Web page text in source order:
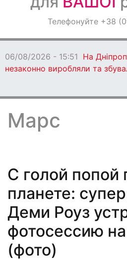
ОголошенняТелефонуйте +38
06/08/2026 - 15:51 На
незаконно виробляли та
Марс
С голой попой
планете:
Деми Роуз
фотосессию
(фото)